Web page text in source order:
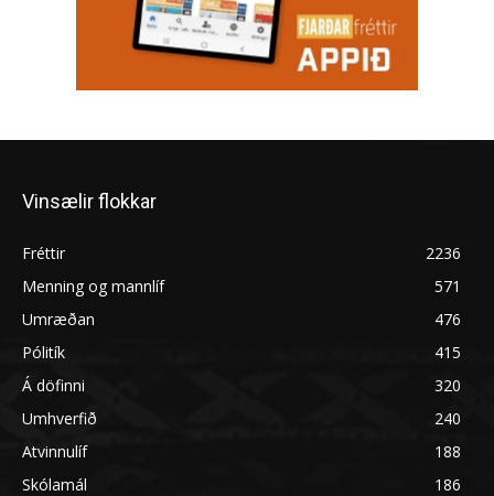
Vinsælir flokkar
Fréttir
2236
Menning og mannlíf
571
Umræðan
476
Pólitík
415
Á döfinni
320
Umhverfið
240
Atvinnulíf
188
Skólamál
186